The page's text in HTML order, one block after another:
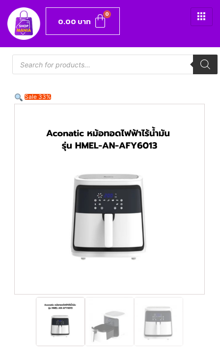
0.00 บาท
Sale 33%